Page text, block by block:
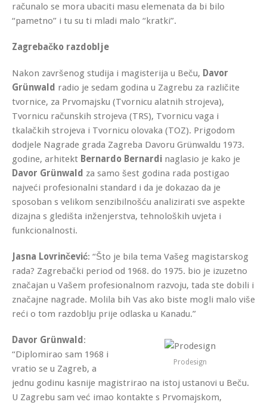
računalo se mora ubaciti masu elemenata da bi bilo
“pametno” i tu su ti mladi malo “kratki”.
Zagrebačko razdoblje
Nakon završenog studija i magisterija u Beču, Davor
Grünwald radio je sedam godina u Zagrebu za različite
tvornice, za Prvomajsku (Tvornicu alatnih strojeva),
Tvornicu računskih strojeva (TRS), Tvornicu vaga i
tkalačkih strojeva i Tvornicu olovaka (TOZ). Prigodom
dodjele Nagrade grada Zagreba Davoru Grünwaldu 1973.
godine, arhitekt Bernardo Bernardi naglasio je kako je
Davor Grünwald za samo šest godina rada postigao
najveći profesionalni standard i da je dokazao da je
sposoban s velikom senzibilnošću analizirati sve aspekte
dizajna s gledišta inženjerstva, tehnoloških uvjeta i
funkcionalnosti.
Jasna Lovrinčević: “Što je bila tema Vašeg magistarskog
rada? Zagrebački period od 1968. do 1975. bio je izuzetno
značajan u Vašem profesionalnom razvoju, tada ste dobili i
značajne nagrade. Molila bih Vas ako biste mogli malo više
reći o tom razdoblju prije odlaska u Kanadu.”
Prodesign
Davor Grünwald :
“Diplomirao sam 1968 i
vratio se u Zagreb, a
jednu godinu kasnije magistrirao na istoj ustanovi u Beču.
U Zagrebu sam već imao kontakte s Prvomajskom,